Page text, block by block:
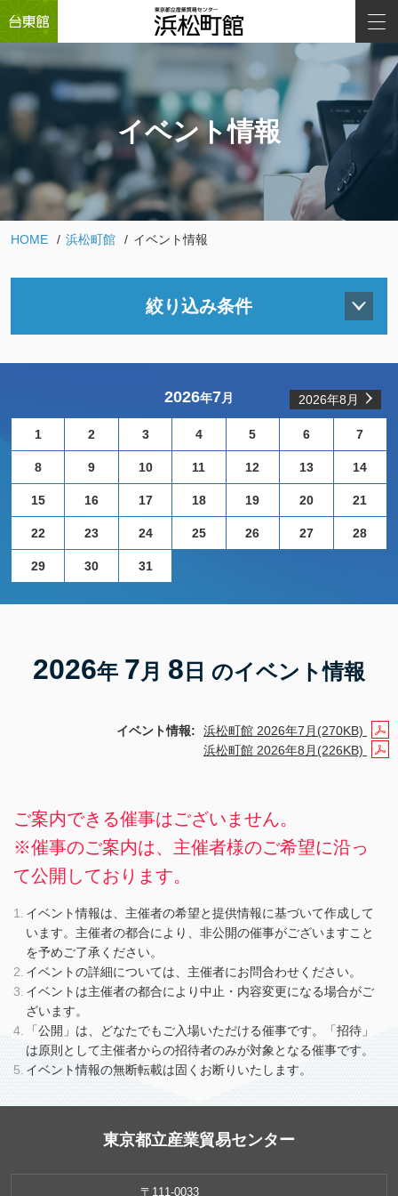
イベント情報
HOME 浜松町館 イベント情報
絞り込み条件
2026年7月 2026年8月
1 2 3 4 5 6 7
8 9 10 11 12 13 14
15 16 17 18 19 20 21
22 23 24 25 26 27 28
29 30 31
2026年 7月 8 日 のイベント情報
イベント情報:
浜松町館 2026年7月(270KB)
浜松町館 2026年8月(226KB)
ご案内できる催事はございません。
※催事のご案内は、主催者様のご希望に沿っ
て公開しております。
イベント情報は、主催者の希望と提供情報に基づいて作成して
います。主催者の都合により、非公開の催事がございますこと
を予めご了承ください。
イベントの詳細については、主催者にお問合わせください。
イベントは主催者の都合により中止・内容変更になる場合がご
ざいます。
「公開」は、どなたでもご入場いただける催事です。「招待」
は原則として主催者からの招待者のみが対象となる催事です。
イベント情報の無断転載は固くお断りいたします。
東京都立産業貿易センター
〒111-0033